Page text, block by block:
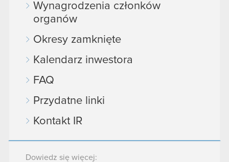
Wynagrodzenia członków
organów
Okresy zamknięte
Kalendarz inwestora
FAQ
Przydatne linki
Kontakt IR
Dowiedz się więcej: